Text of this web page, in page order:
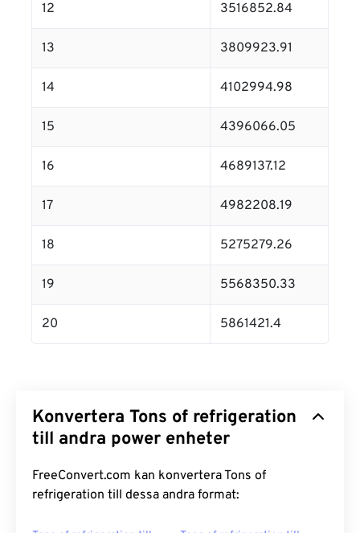
12 3516852.84
13 3809923.91
14 4102994.98
15 4396066.05
16 4689137.12
17 4982208.19
18 5275279.26
19 5568350.33
20 5861421.4
Konvertera Tons of refrigeration
till andra power enheter
FreeConvert.com kan konvertera Tons of
refrigeration till dessa andra format: